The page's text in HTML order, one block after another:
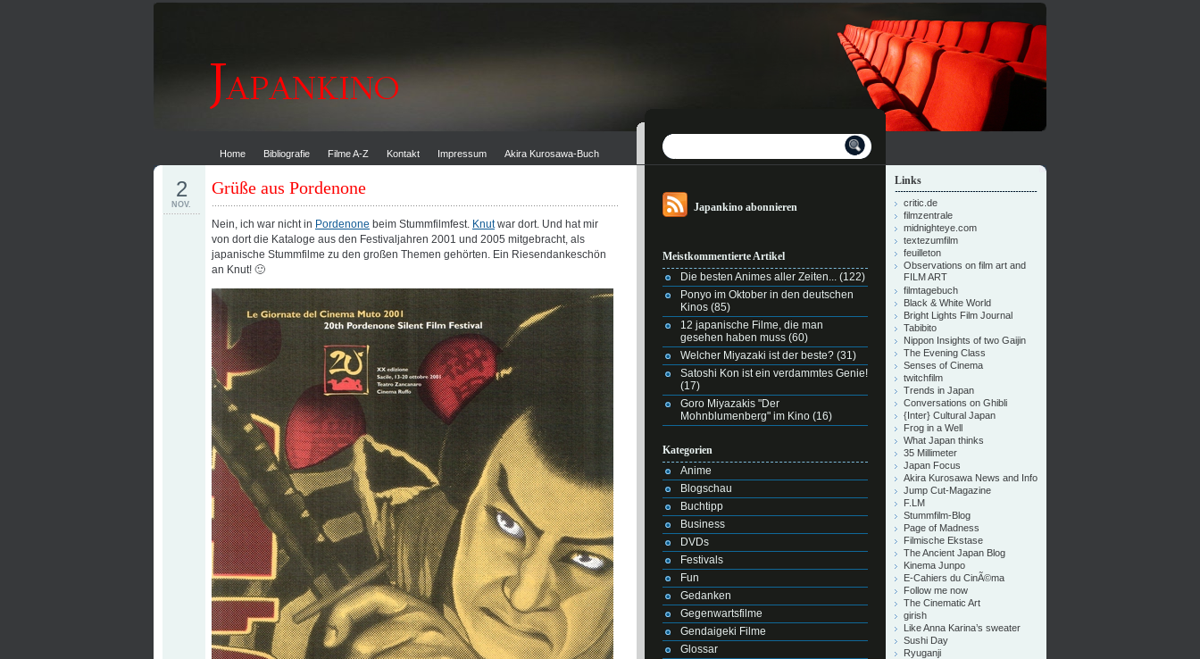
Home Bibliografie Filme A-Z Kontakt Impressum Akira Kurosawa-Buch
Grüße aus Pordenone
2
NOV.
Nein, ich war nicht in Pordenone beim Stummfilmfest. Knutwar dort. Und hat mir
von dort die Kataloge aus den Festivaljahren 2001 und 2005 mitgebracht, als
japanische Stummfilme zu den großen Themen gehörten. Ein Riesendankeschön
an Knut! 🙂
Japankino abonnieren
Meistkommentierte Artikel
Die besten Animes aller Zeiten... (122)
Ponyo im Oktober in den deutschen
Kinos (85)
12 japanische Filme, die man
gesehen haben muss (60)
Welcher Miyazaki ist der beste? (31)
Satoshi Kon ist ein verdammtes Genie!
(17)
Goro Miyazakis "Der
Mohnblumenberg" im Kino (16)
Kategorien
Anime
Blogschau
Buchtipp
Business
DVDs
Festivals
Fun
Gedanken
Gegenwartsfilme
Gendaigeki Filme
Glossar
Links
critic.de
filmzentrale
midnighteye.com
textezumfilm
feuilleton
Observations on film art and
FILM ART
filmtagebuch
Black & White World
Bright Lights Film Journal
Tabibito
Nippon Insights of two Gaijin
The Evening Class
Senses of Cinema
twitchfilm
Trends in Japan
Conversations on Ghibli
{Inter} Cultural Japan
Frog in a Well
What Japan thinks
35 Millimeter
Japan Focus
Akira Kurosawa News and Info
Jump Cut-Magazine
F.LM
Stummfilm-Blog
Page of Madness
Filmische Ekstase
The Ancient Japan Blog
Kinema Junpo
E-Cahiers du CinÃ©ma
Follow me now
The Cinematic Art
girish
Like Anna Karina’s sweater
Sushi Day
Ryuganji